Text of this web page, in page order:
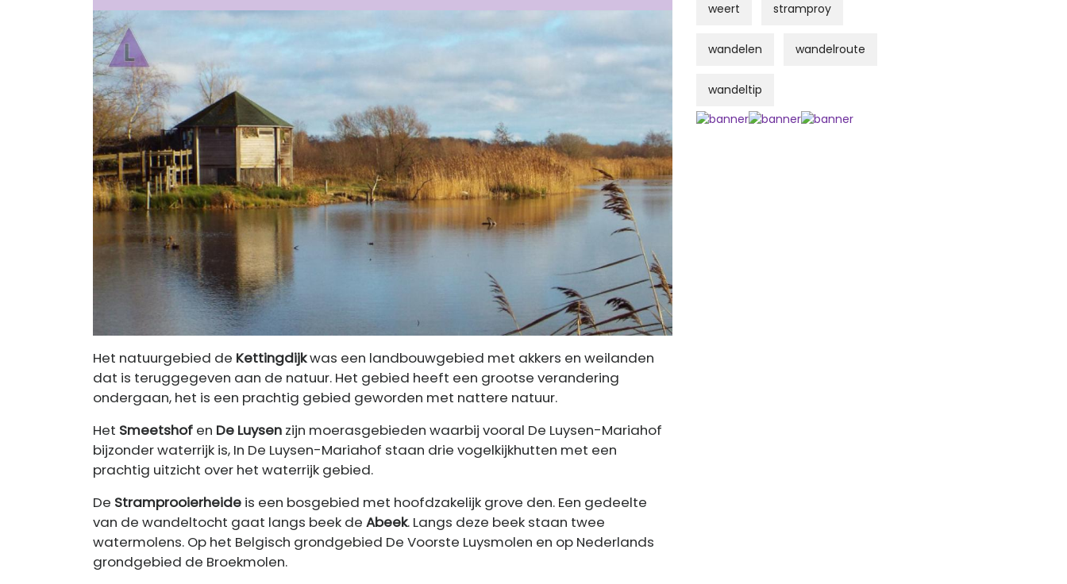
Het natuurgebied de Kettingdijkwas een landbouwgebied met akkers en weilanden
dat is teruggegeven aan de natuur. Het gebied heeft een grootse verandering
ondergaan, het is een prachtig gebied geworden met nattere natuur.
Het Smeetshof en De Luysen zijn moerasgebieden waarbij vooral De Luysen-Mariahof
bijzonder waterrijk is, In De Luysen-Mariahof staan drie vogelkijkhutten met een
prachtig uitzicht over het waterrijk gebied.
De Stramprooierheide is een bosgebied met hoofdzakelijk grove den. Een gedeelte
van de wandeltocht gaat langs beek de Abeek. Langs deze beek staan twee
watermolens. Op het Belgisch grondgebied De Voorste Luysmolen en op Nederlands
grondgebied de Broekmolen.
weert stramproy
wandelen wandelroute
wandeltip